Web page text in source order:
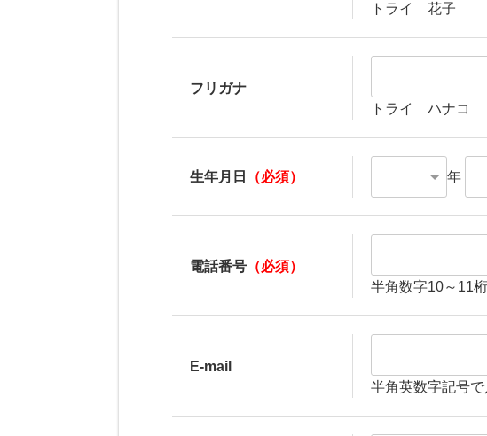
トライ 花子
フリガナ
トライ ハナコ
生年月日 （必須） 年
電話番号 （必須）
半角数字10～11
E-mail
半角英数字記号